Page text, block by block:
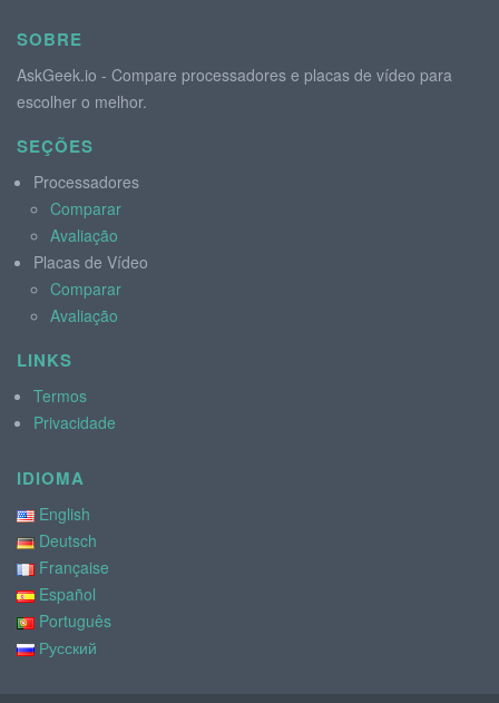
SOBRE
AskGeek.io - Compare processadores e placas de vídeo para
escolher o melhor.
SEÇÕES
Processadores
Comparar
Avaliação
Placas de Vídeo
Comparar
Avaliação
LINKS
Termos
Privacidade
IDIOMA
English
Deutsch
Française
Español
Português
Русский